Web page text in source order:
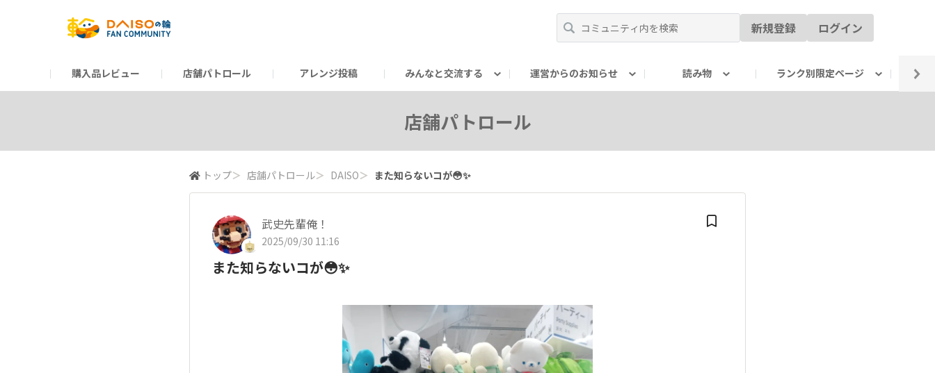
新規登録 ログイン
購入品レビュー 店舗パトロール アレンジ投稿 みんなと交流する 運営からのお知らせ 読み物 ランク別限定ページ
店舗パトロール
トップ＞ 店舗パトロール＞ DAISO＞ また知らないコが😳✨
武史先輩俺！
2025/09/30 11:16
また知らないコが😳✨